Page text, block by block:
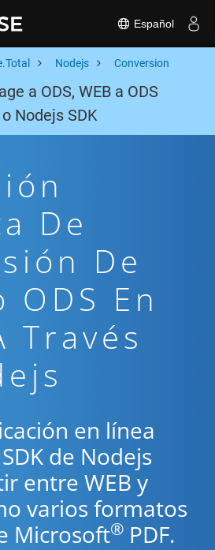
Español
Nodejs Conversion
a ODS, WEB a ODS
Nodejs SDK
De
De
ODS En
Través
en línea
de Nodejs
entre WEB y
varios formatos
Microsoft® PDF.